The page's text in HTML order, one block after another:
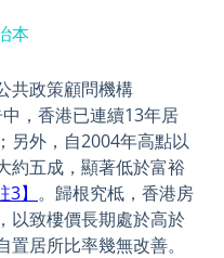
本
共政策顧問機構
，香港已連續13年居
另外，自2004年高點以
約五成，顯著低於富裕
3】 。歸根究柢，香港房
以致樓價長期處於高於
居所比率幾無改善。